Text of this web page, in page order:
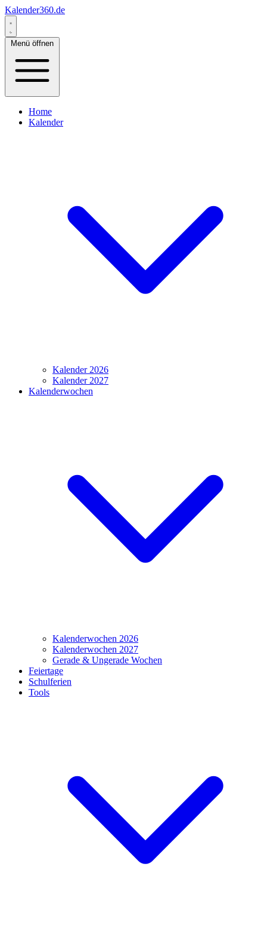
Kalender360.de
Menü öffnen
Home
Kalender
Kalender 2026
Kalender 2027
Kalenderwochen
Kalenderwochen 2026
Kalenderwochen 2027
Gerade & Ungerade Wochen
Feiertage
Schulferien
Tools